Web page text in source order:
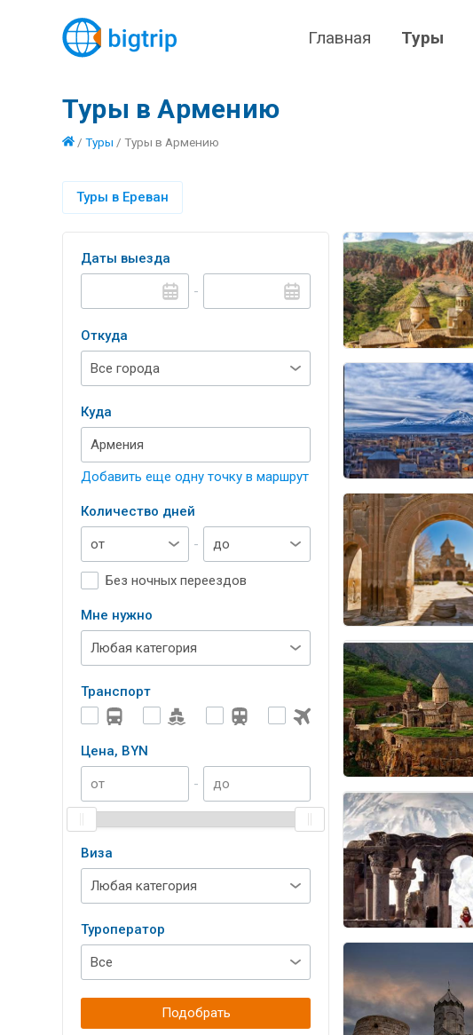
Главная Туры
Туры в Армению
/ Туры / Туры в Армению
Туры в Ереван
Даты выезда
-
Откуда
Куда
Добавить еще одну точку в маршрут
Количество дней
-
Без ночных переездов
Мне нужно
Транспорт
Цена, BYN
-
Виза
Туроператор
Подобрать